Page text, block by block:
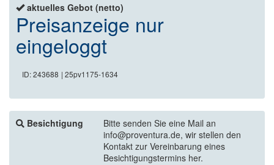
aktuelles Gebot (netto)
Preisanzeige nur
eingeloggt
ID: 243688 | 25pv1175-1634
Besichtigung
Bitte senden Sie eine Mail an
info@proventura.de, wir stellen den
Kontakt zur Vereinbarung eines
Besichtigungstermins her.